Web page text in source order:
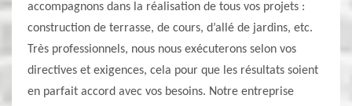
accompagnons dans la réalisation de tous vos projets :
construction de terrasse, de cours, d’allé de jardins, etc.
Très professionnels, nous nous exécuterons selon vos
directives et exigences, cela pour que les résultats soient
en parfait accord avec vos besoins. Notre entreprise